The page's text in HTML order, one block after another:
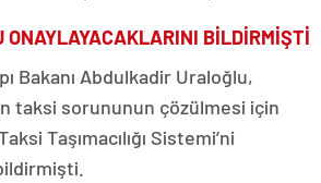
ONAYLAYACAKLARINI BİLDİRMİŞTİ
Bakanı Abdulkadir Uraloğlu,
taksi sorununun çözülmesi için
Taşımacılığı Sistemi’ni